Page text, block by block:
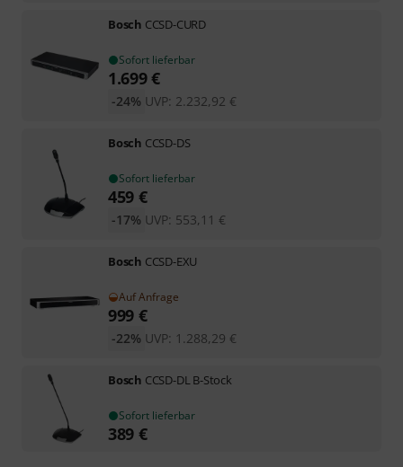
Bosch CCSD-CURD
Sofort lieferbar
1.699€
UVP: 2.232,92 €
-24%
Bosch CCSD-DS
Sofort lieferbar
459 €
UVP: 553,11 €
-17%
Bosch CCSD-EXU
Auf Anfrage
999 €
UVP: 1.288,29 €
-22%
Bosch CCSD-DL B-Stock
Sofort lieferbar
389 €